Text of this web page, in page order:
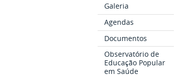
Galeria
Agendas
Documentos
Observatório de
Educação Popular
em Saúde